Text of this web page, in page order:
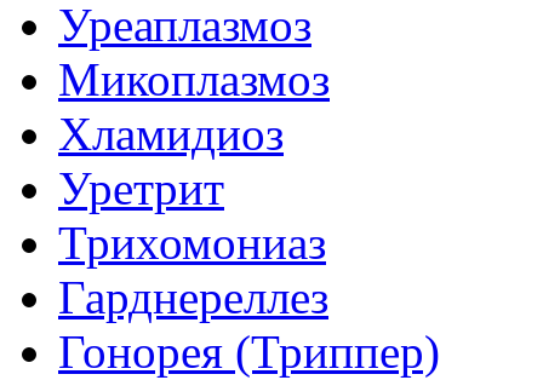
Уреаплазмоз
Микоплазмоз
Хламидиоз
Уретрит
Трихомониаз
Гарднереллез
Гонорея (Триппер)